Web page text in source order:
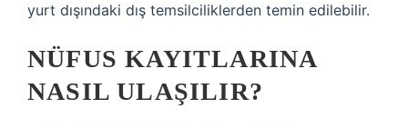
yurt dışındaki dış temsilciliklerden temin edilebilir.
NÜFUS KAYITLARINA
NASIL ULAŞILIR?